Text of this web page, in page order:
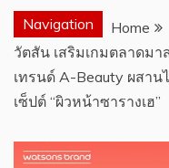
Navigation
Home
วัตสัน เสริมเกมตลาดมา
เทรนด์ A-Beauty ผสา
เซ็ปต์ “ผิวหน้าซารางเฮ”